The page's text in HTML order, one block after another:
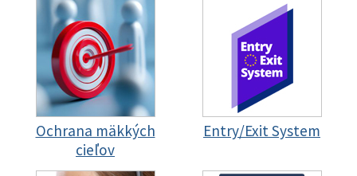
Ochrana mäkkých
cieľov
Entry/Exit System